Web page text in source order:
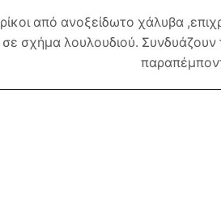
κρίκοι από ανοξείδωτο χάλυβα
σε σχήμα λουλουδιού.